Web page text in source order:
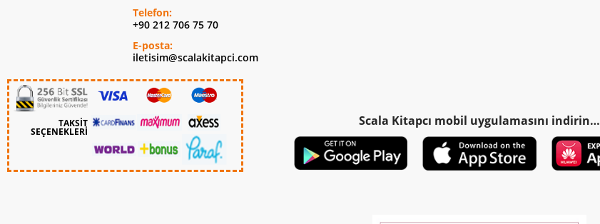
Telefon:
+90 212 706 75 70
E-posta:
iletisim@scalakitapci.com
TAKSİT
SEÇENEKLERİ
Scala Kitapcı mobil uygulamasını indirin…